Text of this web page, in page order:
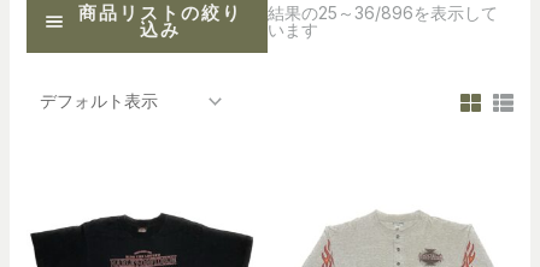
商品リストの絞り
込み
結果の25～36/896を表示して
います